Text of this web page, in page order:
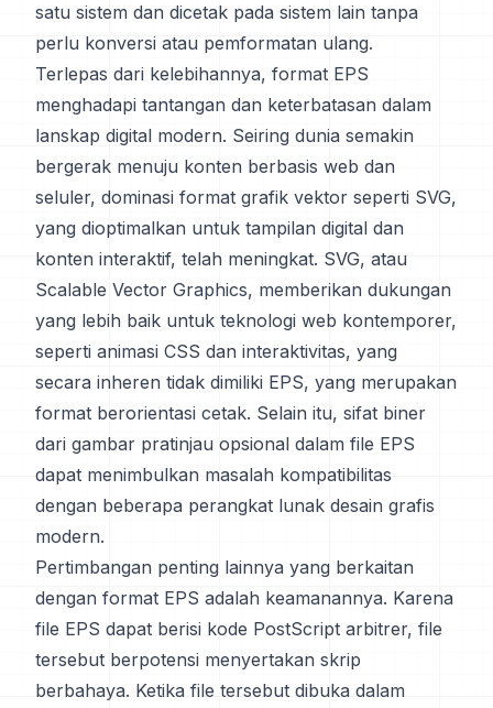
satu sistem dan dicetak pada sistem lain tanpa
perlu konversi atau pemformatan ulang.
Terlepas dari kelebihannya, format EPS
menghadapi tantangan dan keterbatasan dalam
lanskap digital modern. Seiring dunia semakin
bergerak menuju konten berbasis web dan
seluler, dominasi format grafik vektor seperti SVG,
yang dioptimalkan untuk tampilan digital dan
konten interaktif, telah meningkat. SVG, atau
Scalable Vector Graphics, memberikan dukungan
yang lebih baik untuk teknologi web kontemporer,
seperti animasi CSS dan interaktivitas, yang
secara inheren tidak dimiliki EPS, yang merupakan
format berorientasi cetak. Selain itu, sifat biner
dari gambar pratinjau opsional dalam file EPS
dapat menimbulkan masalah kompatibilitas
dengan beberapa perangkat lunak desain grafis
modern.
Pertimbangan penting lainnya yang berkaitan
dengan format EPS adalah keamanannya. Karena
file EPS dapat berisi kode PostScript arbitrer, file
tersebut berpotensi menyertakan skrip
berbahaya. Ketika file tersebut dibuka dalam